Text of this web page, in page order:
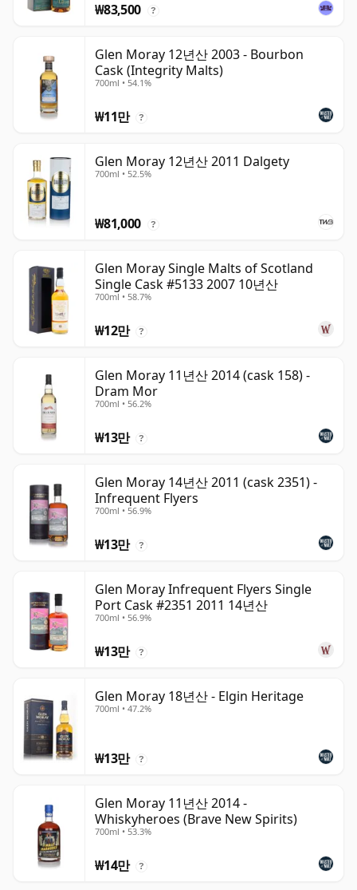
₩83,500 ?
Glen Moray 12년산 2003 - Bourbon
Cask (Integrity Malts)
700ml • 54.1%
₩11만 ?
Glen Moray 12년산 2011 Dalgety
700ml • 52.5%
₩81,000 ?
Glen Moray Single Malts of Scotland
Single Cask #5133 2007 10년산
700ml • 58.7%
₩12만 ?
Glen Moray 11년산 2014 (cask 158) -
Dram Mor
700ml • 56.2%
₩13만 ?
Glen Moray 14년산 2011 (cask 2351) -
Infrequent Flyers
700ml • 56.9%
₩13만 ?
Glen Moray Infrequent Flyers Single
Port Cask #2351 2011 14년산
700ml • 56.9%
₩13만 ?
Glen Moray 18년산 - Elgin Heritage
700ml • 47.2%
₩13만 ?
Glen Moray 11년산 2014 -
Whiskyheroes (Brave New Spirits)
700ml • 53.3%
₩14만 ?